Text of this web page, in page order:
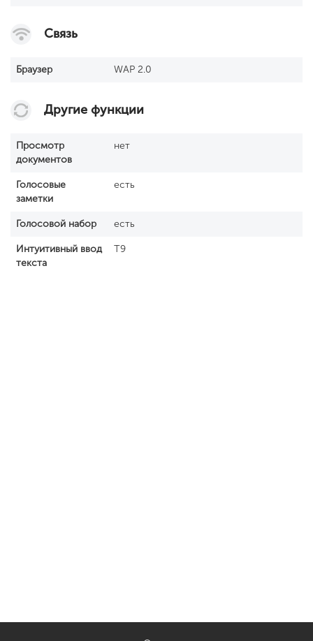
Связь
Браузер WAP 2.0
Другие функции
Просмотр
документов
нет
Голосовые
заметки
есть
Голосовой набор есть
Интуитивный ввод
текста
T9